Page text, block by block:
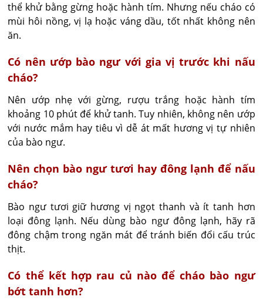
thể khử bằng gừng hoặc hành tím. Nhưng nếu cháo có
mùi hôi nồng, vị lạ hoặc váng dầu, tốt nhất không nên
ăn.
Có nên ướp bào ngư với gia vị trước khi nấu
cháo?
Nên ướp nhẹ với gừng, rượu trắng hoặc hành tím
khoảng 10 phút để khử tanh. Tuy nhiên, không nên ướp
với nước mắm hay tiêu vì dễ át mất hương vị tự nhiên
của bào ngư.
Nên chọn bào ngư tươi hay đông lạnh để nấu
cháo?
Bào ngư tươi giữ hương vị ngọt thanh và ít tanh hơn
loại đông lạnh. Nếu dùng bào ngư đông lạnh, hãy rã
đông chậm trong ngăn mát để tránh biến đổi cấu trúc
thịt.
Có thể kết hợp rau củ nào để cháo bào ngư
bớt tanh hơn?